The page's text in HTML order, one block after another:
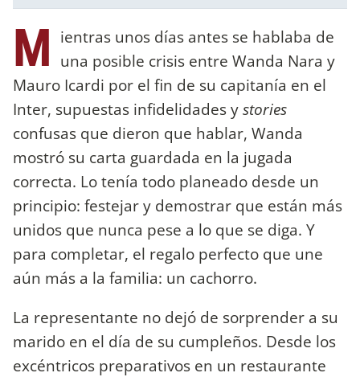
M ientras unos días antes se hablaba de
una posible crisis entre Wanda Nara y
Mauro Icardi por el fin de su capitanía en el
Inter, supuestas infidelidades ystories
confusas que dieron que hablar, Wanda
mostró su carta guardada en la jugada
correcta. Lo tenía todo planeado desde un
principio: festejar y demostrar que están más
unidos que nunca pese a lo que se diga. Y
para completar, el regalo perfecto que une
aún más a la familia: un cachorro.
La representante no dejó de sorprender a su
marido en el día de su cumpleños. Desde los
excéntricos preparativos en un restaurante